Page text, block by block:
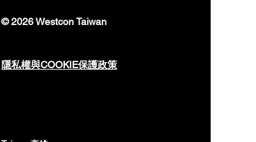
© 2026 Westcon Taiwan
隱私權與COOKIE保護政策